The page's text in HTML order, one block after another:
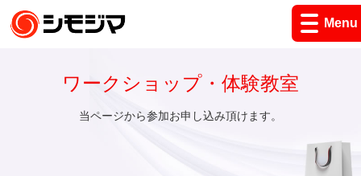
Menu
ワークショップ・体験教室
当ページから参加お申し込み頂けます。